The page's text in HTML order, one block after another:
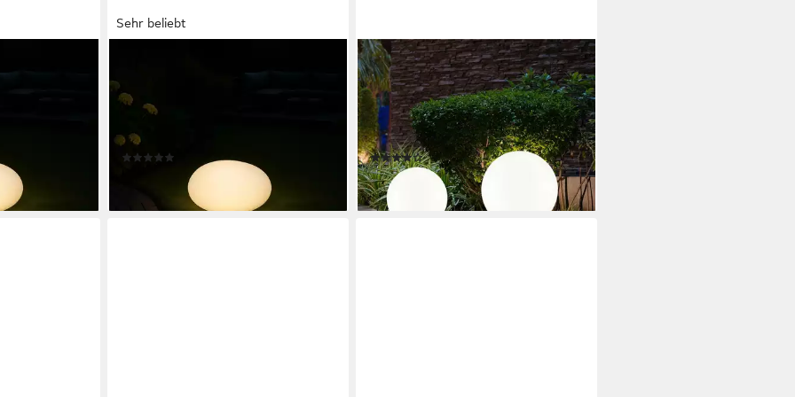
flache
Outdoor, für
Farbwechsel
bei dir
Sehr beliebt
LED Solarleuchte Solar-
Gartenleuchte LK02-6 Modell flache
Kugel, LED-Solarlampe Outdoor, für
Garten Balkon Terrasse, Farbwechsel
lieferbar - in 4-5 Werktagen bei dir
EXPO BÖRSE
LED Gartenleuchte, LED-
Leuchtmittel fest verbaut, 3er Set
LED Solar Leuchten Kugeln Außen
Beleuchtungen Lampen Weiß
(9)
41,99 €
lieferbar - in 3-4 Werktagen bei dir